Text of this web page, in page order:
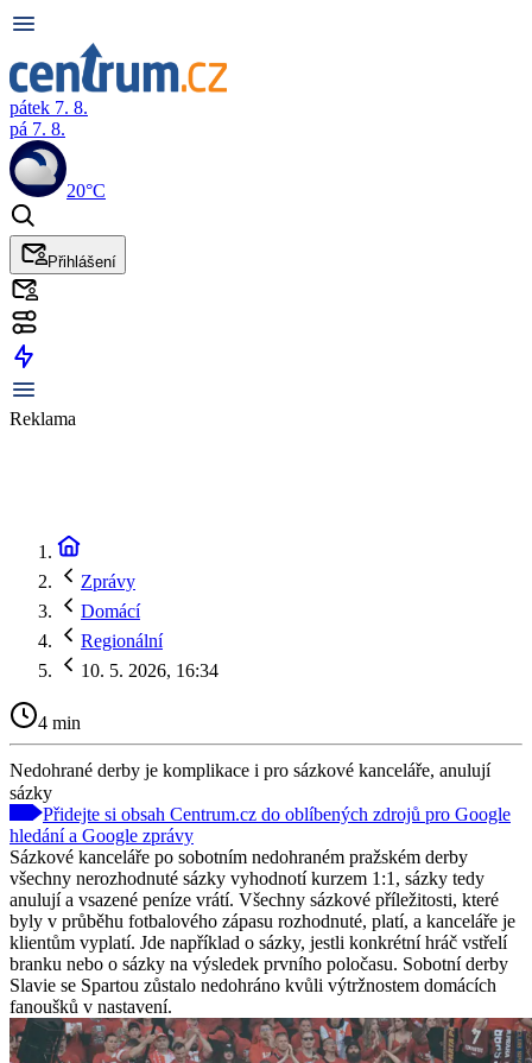
pátek 7. 8.
pá 7. 8.
20°C
Přihlášení
Reklama
Zprávy
Domácí
Regionální
10. 5. 2026, 16:34
4 min
Nedohrané derby je komplikace i pro sázkové kanceláře, anulují
sázky
Přidejte si obsah Centrum.cz do oblíbených zdrojů pro Google
hledání a Google zprávy
Sázkové kanceláře po sobotním nedohraném pražském derby
všechny nerozhodnuté sázky vyhodnotí kurzem 1:1, sázky tedy
anulují a vsazené peníze vrátí. Všechny sázkové příležitosti, které
byly v průběhu fotbalového zápasu rozhodnuté, platí, a kanceláře je
klientům vyplatí. Jde například o sázky, jestli konkrétní hráč vstřelí
branku nebo o sázky na výsledek prvního poločasu. Sobotní derby
Slavie se Spartou zůstalo nedohráno kvůli výtržnostem domácích
fanoušků v nastavení.